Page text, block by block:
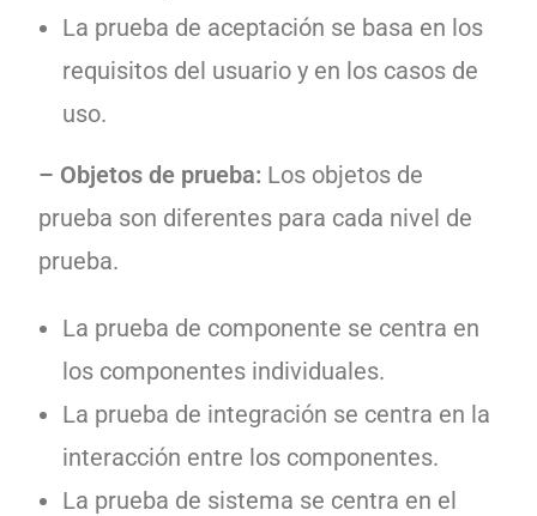
La prueba de aceptación se basa en los
requisitos del usuario y en los casos de
uso.
– Objetos de prueba: Los objetos de
prueba son diferentes para cada nivel de
prueba.
La prueba de componente se centra en
los componentes individuales.
La prueba de integración se centra en la
interacción entre los componentes.
La prueba de sistema se centra en el